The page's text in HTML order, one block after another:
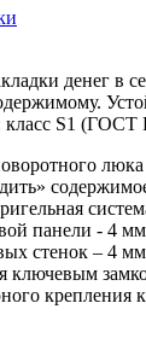
денег в
S1 (ГОСТ
панели - 4 мм
стенок – 4 мм
ключевым
крепления